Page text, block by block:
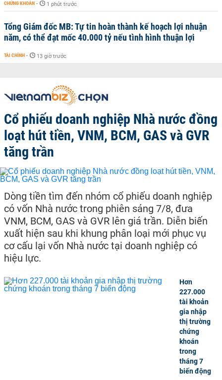
CHỨNG KHOÁN - 1 phút trước
Tổng Giám đốc MB: Tự tin hoàn thành kế hoạch lợi nhuận
năm, có thể đạt mốc 40.000 tỷ nếu tình hình thuận lợi
TÀI CHÍNH - 13 giờ trước
Cổ phiếu doanh nghiệp Nhà nước đồng
loạt hút tiền, VNM, BCM, GAS và GVR
tăng trần
Dòng tiền tìm đến nhóm cổ phiếu doanh nghiệp
có vốn Nhà nước trong phiên sáng 7/8, đưa
VNM, BCM, GAS và GVR lên giá trần. Diễn biến
xuất hiện sau khi khung phân loại mới phục vụ
cơ cấu lại vốn Nhà nước tại doanh nghiệp có
hiệu lực.
Hơn
227.000
tài khoản
gia nhập
thị trường
chứng
khoán
trong
tháng 7
biến động